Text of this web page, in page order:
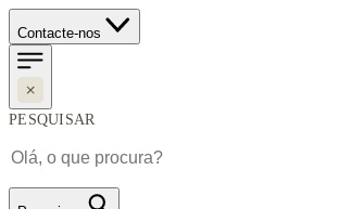
Contacte-nos
PESQUISAR